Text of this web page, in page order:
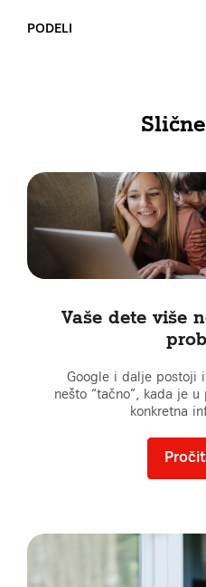
PODELI
Vaše dete više
Google i dalje postoji
nešto “tačno”, kada je
konkretna